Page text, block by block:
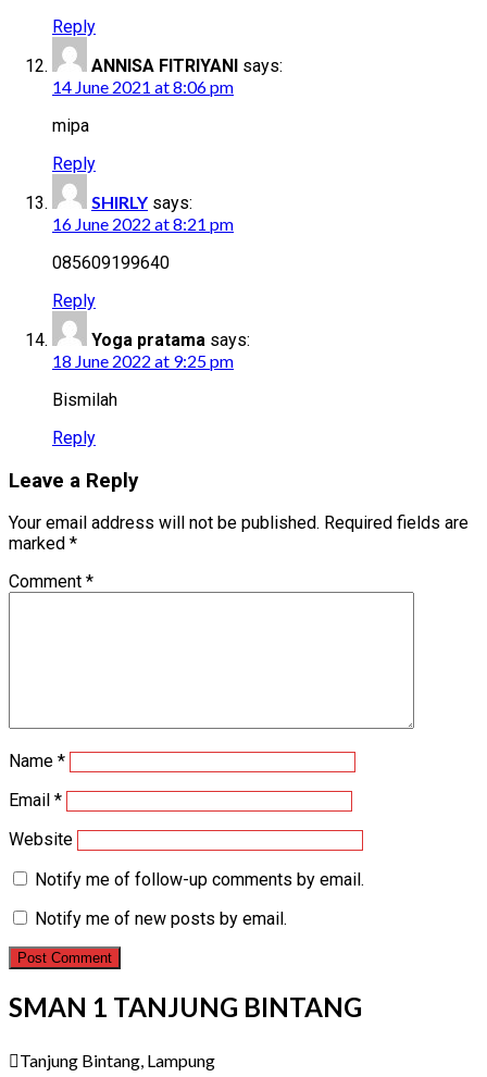
Reply
ANNISA FITRIYANI says:
14 June 2021 at 8:06 pm
mipa
Reply
SHIRLY says:
16 June 2022 at 8:21 pm
085609199640
Reply
Yoga pratama says:
18 June 2022 at 9:25 pm
Bismilah
Reply
Leave a Reply
Your email address will not be published. Required fields are
marked *
Comment *
Name *
Email *
Website
Notify me of follow-up comments by email.
Notify me of new posts by email.
SMAN 1 TANJUNG BINTANG
Tanjung Bintang, Lampung